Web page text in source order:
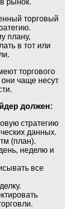
рынок.
торговый
плану,
в тот или
торгового
они чаще несут
должен:
стратегию
данных.
(план).
неделю и
все